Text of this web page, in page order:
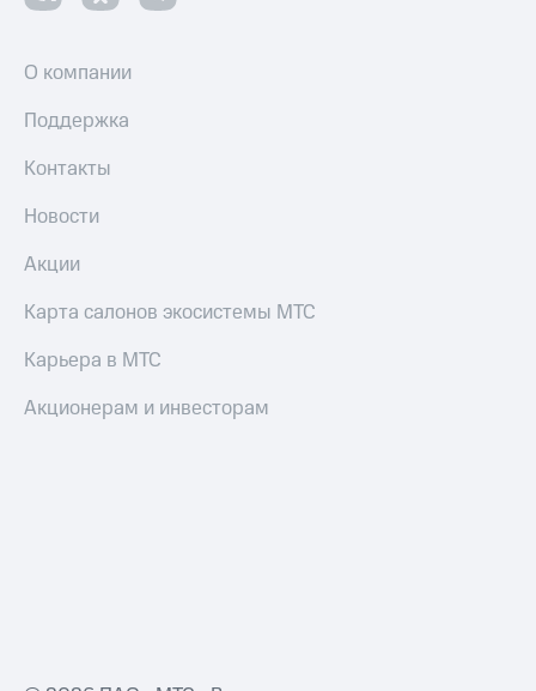
О компании
Поддержка
Контакты
Новости
Акции
Карта салонов экосистемы МТС
Карьера в МТС
Акционерам и инвесторам